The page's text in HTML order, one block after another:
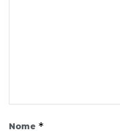
Nome *